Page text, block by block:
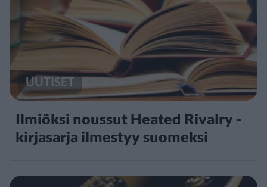
UUTISET
Ilmiöksi noussut Heated Rivalry -
kirjasarja ilmestyy suomeksi